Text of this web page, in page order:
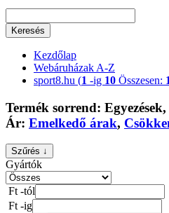
Keresés
Kezdőlap
Webáruházak A-Z
sport8.hu (1 -ig 10 Összesen:
Termék sorrend: Egyezések,
Ár: Emelkedő árak,
Szűrés ↓
Gyártók
Ft -tól
Ft -ig